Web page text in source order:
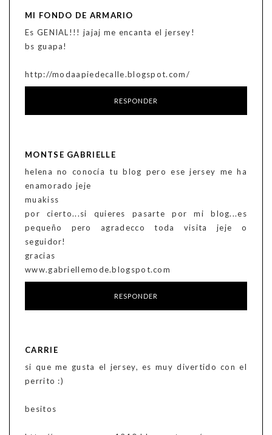
MI FONDO DE ARMARIO
Es GENIAL!!! jajaj me encanta el jersey!
bs guapa!
http://modaapiedecalle.blogspot.com/
RESPONDER
MONTSE GABRIELLE
helena no conocía tu blog pero ese jersey me ha
enamorado jeje
muakiss
por cierto...si quieres pasarte por mi blog...es
pequeño pero agradecco toda visita jeje o
seguidor!
gracias
www.gabriellemode.blogspot.com
RESPONDER
CARRIE
si que me gusta el jersey, es muy divertido con el
perrito :)
besitos